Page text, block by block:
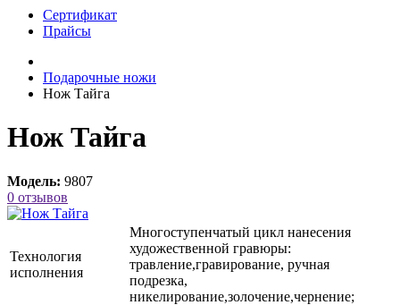
Сертификат
Прайсы
Подарочные ножи
Нож Тайга
Нож Тайга
Модель: 9807
0 отзывов
Технология
исполнения
Многоступенчатый цикл нанесения
художественной гравюры:
травление,гравирование, ручная
подрезка,
никелирование,золочение,чернение;